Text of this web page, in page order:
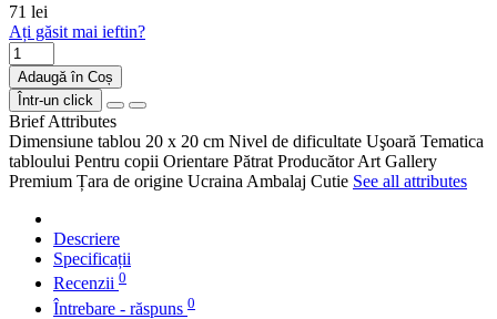
71 lei
Ați găsit mai ieftin?
Adaugă în Coș
Într-un click
Brief Attributes
Dimensiune tablou 20 x 20 cm Nivel de dificultate Uşoară Tematica
tabloului Pentru copii Orientare Pătrat Producător Art Gallery
Premium Țara de origine Ucraina Ambalaj Cutie See all attributes
Descriere
Specificații
Recenzii 0
Întrebare - răspuns 0